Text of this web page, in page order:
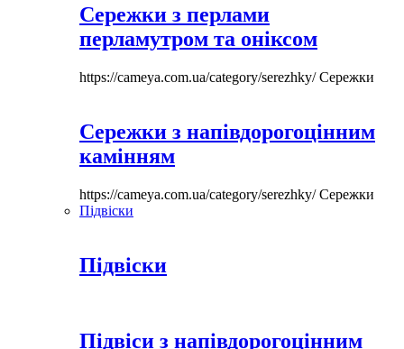
Сережки з перлами
перламутром та оніксом
https://cameya.com.ua/category/serezhky/Сережки
Сережки з напівдорогоцінним
камінням
https://cameya.com.ua/category/serezhky/Сережки
Підвіски
Підвіски
Підвіси з напівдорогоцінним